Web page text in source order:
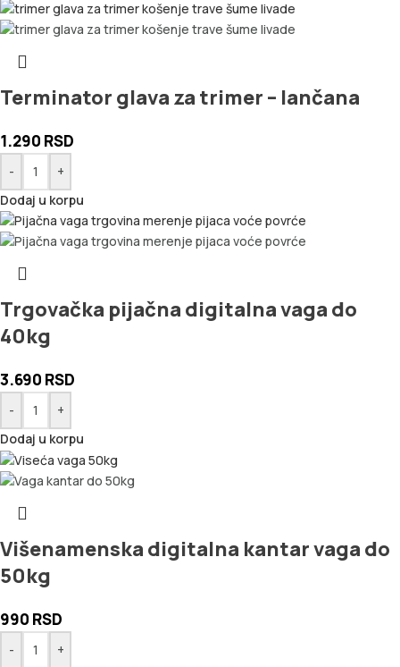
Terminator glava za trimer – lančana
1.290 RSD
-
+
Dodaj u korpu
Trgovačka pijačna digitalna vaga do
40kg
3.690 RSD
-
+
Dodaj u korpu
Višenamenska digitalna kantar vaga do
50kg
990 RSD
-
+